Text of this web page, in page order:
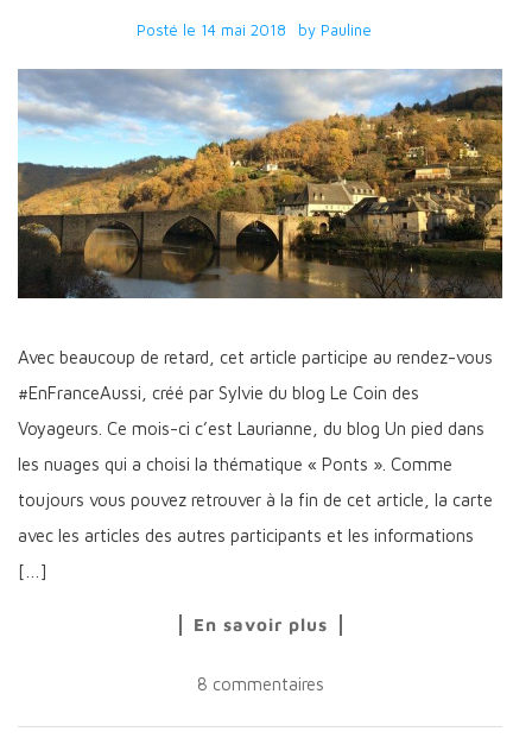
Posté le 14 mai 2018 by Pauline
Avec beaucoup de retard, cet article participe au rendez-vous
#EnFranceAussi, créé par Sylvie du blog Le Coin des
Voyageurs. Ce mois-ci c’est Laurianne, du blog Un pied dans
les nuages qui a choisi la thématique « Ponts ». Comme
toujours vous pouvez retrouver à la fin de cet article, la carte
avec les articles des autres participants et les informations
[…]
En savoir plus
8 commentaires